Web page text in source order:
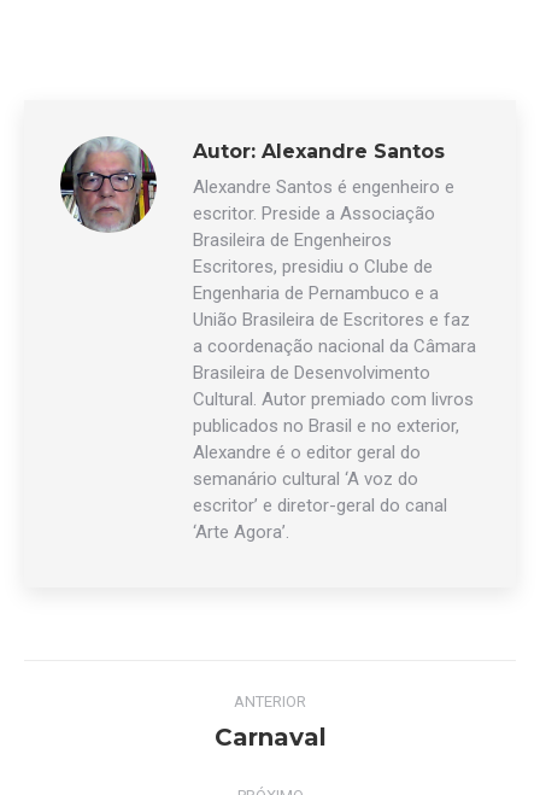
Autor: Alexandre Santos
Alexandre Santos é engenheiro e
escritor. Preside a Associação
Brasileira de Engenheiros
Escritores, presidiu o Clube de
Engenharia de Pernambuco e a
União Brasileira de Escritores e faz
a coordenação nacional da Câmara
Brasileira de Desenvolvimento
Cultural. Autor premiado com livros
publicados no Brasil e no exterior,
Alexandre é o editor geral do
semanário cultural ‘A voz do
escritor’ e diretor-geral do canal
‘Arte Agora’.
NavegaçãoANTERIOR
Post
Carnaval